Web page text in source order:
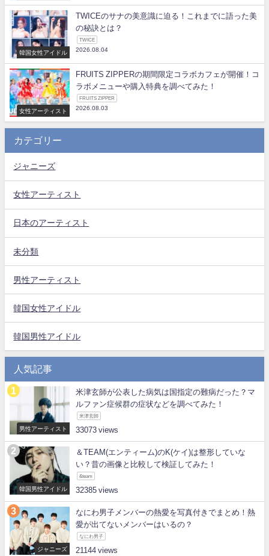
韓国女性アイドル
TWICEのサナの美意識に迫る！これまでに語った美
の秘訣とは？
TWICE
2026.08.04
女性アーティスト
FRUITS ZIPPERの期間限定コラボカフェが開催！コ
ラボメニューや購入特典を調べてみた！
FRUITS ZIPPER
2026.08.03
カテゴリー
ジャニーズ
女性アーティスト
日本のアーティスト
未分類
男性アーティスト
韓国女性アイドル
韓国男性アイドル
人気記事
男性アーティスト
米津玄師が公表した病気は国指定の難病だった？マ
ルファン症候群の症状などを調べてみた！
米津玄師
33073
韓国男性アイドル
＆TEAM(エンティーム)のK(ケイ)は整形していな
い？昔の画像と比較して検証してみた！
&team
32385
ジャニーズ
なにわ男子メンバーの熱愛を写真付きでまとめ！熱
愛が出てないメンバーはいるの？
なにわ男子
21144